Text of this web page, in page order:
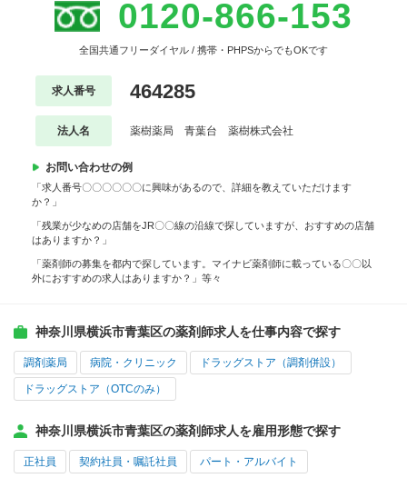
0120-866-153
全国共通フリーダイヤル / 携帯・PHPSからでもOKです
求人番号 464285
法人名 薬樹薬局 青葉台 薬樹株式会社
お問い合わせの例
「求人番号〇〇〇〇〇〇に興味があるので、詳細を教えていただけます
か？」
「残業が少なめの店舗をJR〇〇線の沿線で探していますが、おすすめの店舗
はありますか？」
「薬剤師の募集を都内で探しています。マイナビ薬剤師に載っている〇〇以
外におすすめの求人はありますか？」等々
神奈川県横浜市青葉区の薬剤師求人を仕事内容で探す
調剤薬局 病院・クリニック ドラッグストア（調剤併設）
ドラッグストア（OTCのみ）
神奈川県横浜市青葉区の薬剤師求人を雇用形態で探す
正社員 契約社員・嘱託社員 パート・アルバイト